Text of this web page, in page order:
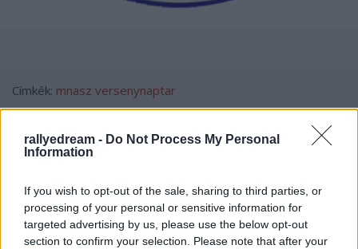
rallyedream - Do Not Process My Personal
Information
If you wish to opt-out of the sale, sharing to third parties, or
processing of your personal or sensitive information for
targeted advertising by us, please use the below opt-out
section to confirm your selection. Please note that after your
Címkék: mnasz versenynaptar
Ritka szupersportautók, hiperautók az
UNIX-AMTS-en!